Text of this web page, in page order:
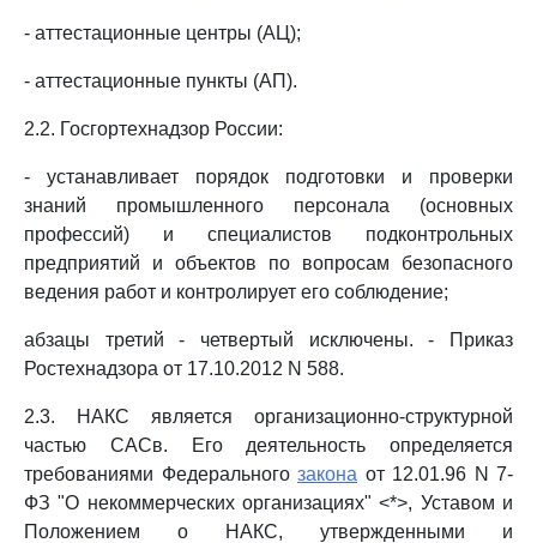
- аттестационные центры (АЦ);
- аттестационные пункты (АП).
2.2. Госгортехнадзор России:
- устанавливает порядок подготовки и проверки
знаний промышленного персонала (основных
профессий) и специалистов подконтрольных
предприятий и объектов по вопросам безопасного
ведения работ и контролирует его соблюдение;
абзацы третий - четвертый исключены. - Приказ
Ростехнадзора от 17.10.2012 N 588.
2.3. НАКС является организационно-структурной
частью САСв. Его деятельность определяется
требованиями Федерального закона от 12.01.96 N 7-
ФЗ "О некоммерческих организациях" <*>, Уставом и
Положением о НАКС, утвержденными и